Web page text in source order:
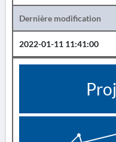
Dernière modification
2022-01-11 11:41:00